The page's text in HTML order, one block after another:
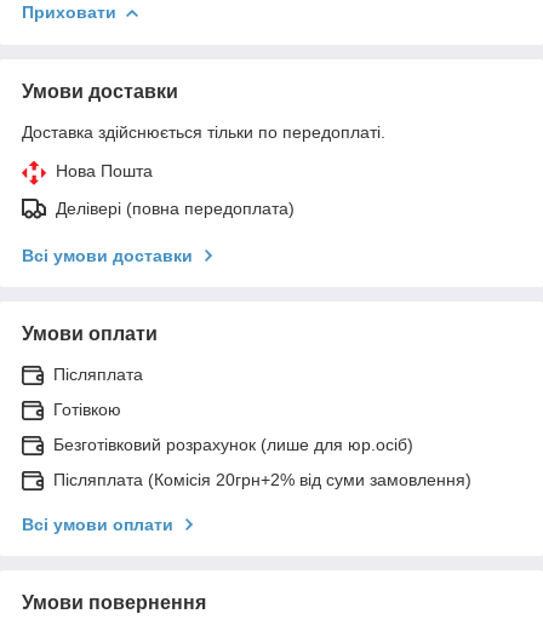
Приховати
Умови доставки
Доставка здійснюється тільки по передоплаті.
Нова Пошта
Делівері (повна передоплата)
Всі умови доставки
Умови оплати
Післяплата
Готівкою
Безготівковий розрахунок (лише для юр.осіб)
Післяплата (Комісія 20грн+2% від суми замовлення)
Всі умови оплати
Умови повернення